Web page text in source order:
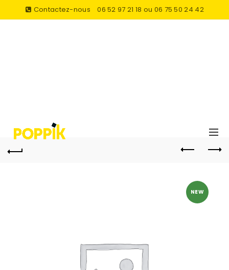
Contactez-nous 06 52 97 21 18 ou 06 75 50 24 42
NEW